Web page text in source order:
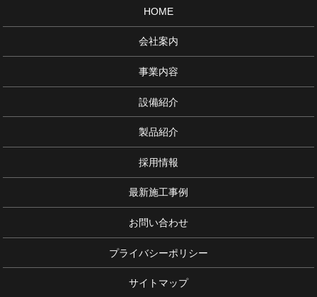
HOME
会社案内
事業内容
設備紹介
製品紹介
採用情報
最新施工事例
お問い合わせ
プライバシーポリシー
サイトマップ